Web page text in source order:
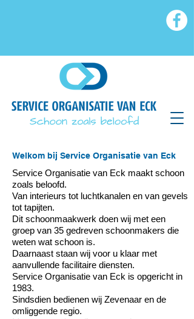
Welkom bij Service Organisatie van Eck
Service Organisatie van Eck maakt schoon
zoals beloofd.
Van interieurs tot luchtkanalen en van gevels
tot tapijten.
Dit schoonmaakwerk doen wij met een
groep van 35 gedreven schoonmakers die
weten wat schoon is.
Daarnaast staan wij voor u klaar met
aanvullende facilitaire diensten.
Service Organisatie van Eck is opgericht in
1983.
Sindsdien bedienen wij Zevenaar en de
omliggende regio.